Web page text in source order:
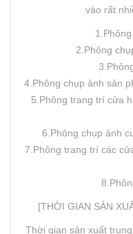
vào rất
2.Phông
4.Phông chụp ảnh sản
5.Phông trang trí cửa
6.Phông chụp ảnh
7.Phông trang trí các
[THỜI GIAN SẢN
Thời gian sản xuất